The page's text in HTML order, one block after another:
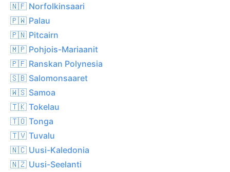
🇳🇫 Norfolkinsaari
🇵🇼 Palau
🇵🇳 Pitcairn
🇲🇵 Pohjois-Mariaanit
🇵🇫 Ranskan Polynesia
🇸🇧 Salomonsaaret
🇼🇸 Samoa
🇹🇰 Tokelau
🇹🇴 Tonga
🇹🇻 Tuvalu
🇳🇨 Uusi-Kaledonia
🇳🇿 Uusi-Seelanti